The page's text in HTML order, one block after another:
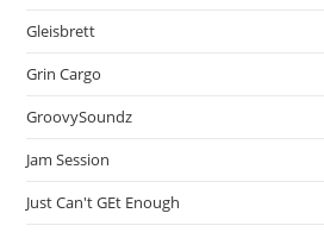
Gleisbrett
Grin Cargo
GroovySoundz
Jam Session
Just Can't GEt Enough